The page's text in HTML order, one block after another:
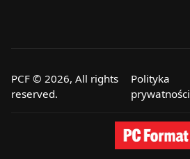
PCF © 2026, All rights
reserved.
Polityka
prywatności